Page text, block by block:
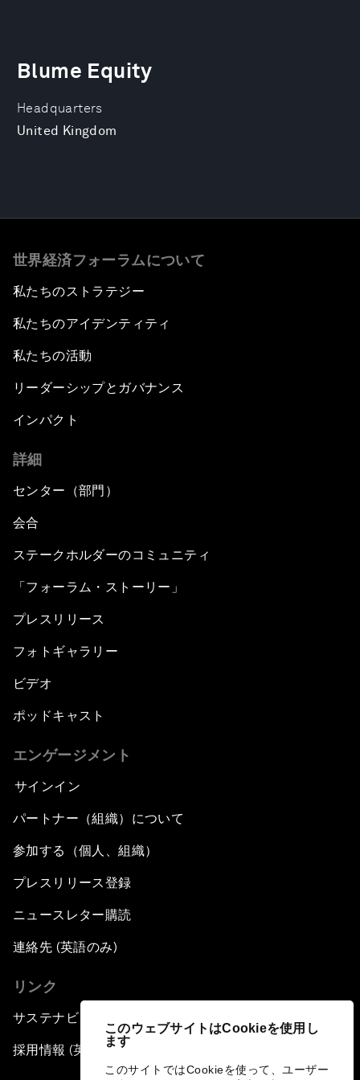
このウェブサイトはCookieを使用し
ます
このサイトではCookieを使って、ユーザー
Headquarters
United Kingdom
Blume Equity
世界経済フォーラムについて
私たちのストラテジー
私たちのアイデンティティ
私たちの活動
リーダーシップとガバナンス
インパクト
詳細
センター（部門）
会合
ステークホルダーのコミュニティ
「フォーラム・ストーリー」
プレスリリース
フォトギャラリー
ビデオ
ポッドキャスト
エンゲージメント
サインイン
パートナー（組織）について
参加する（個人、組織）
プレスリリース登録
ニュースレター購読
連絡先 (英語のみ)
リンク
サステナビリティへの取り組み
採用情報 (英語のみ)